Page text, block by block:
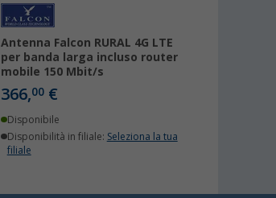
Antenna Falcon RURAL 4G LTE
per banda larga incluso router
mobile 150 Mbit/s
366,00 €
Disponibile
Disponibilità in filiale: Seleziona la tua
filiale